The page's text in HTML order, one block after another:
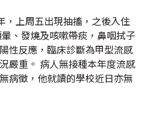
，上周五出現抽搐，之後入住
、發燒及咳嗽帶痰，鼻咽拭子
性反應，臨床診斷為甲型流感
嚴重。 病人無接種本年度流感
病徵，他就讀的學校近日亦無